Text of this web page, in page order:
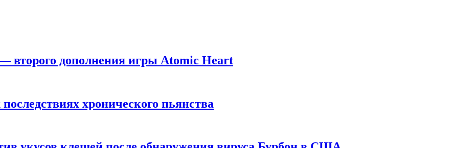
второго дополнения игры Atomic Heart
хронического пьянства